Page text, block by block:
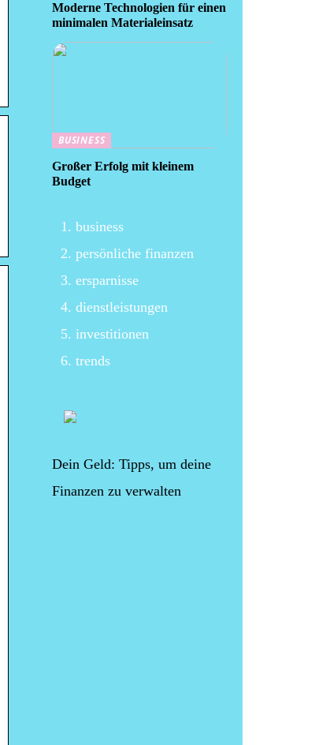
Moderne Technologien für einen
minimalen Materialeinsatz
BUSINESS
Großer Erfolg mit kleinem
Budget
business
persönliche finanzen
ersparnisse
dienstleistungen
investitionen
trends
Dein Geld: Tipps, um deine
Finanzen zu verwalten